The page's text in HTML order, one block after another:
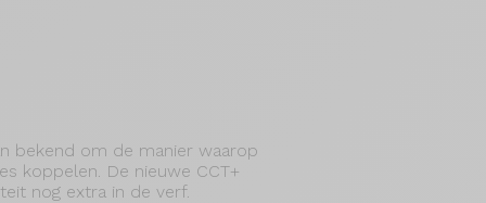
bekend om de manier waarop
koppelen. De nieuwe CCT+
nog extra in de verf.